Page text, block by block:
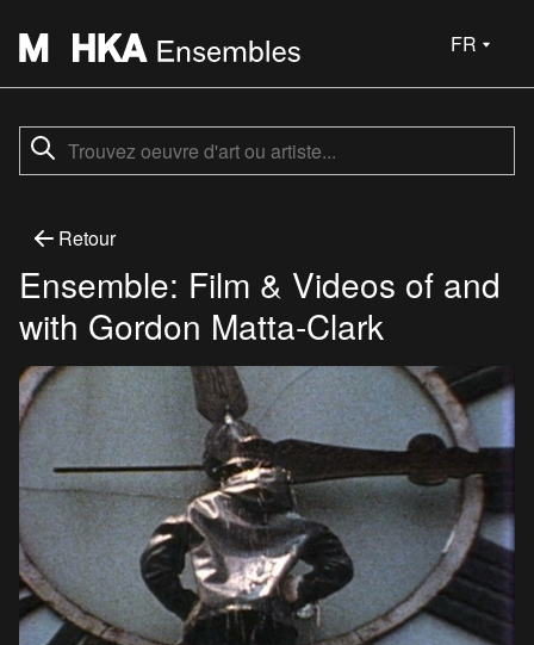
FR
Retour
Ensemble: Film & Videos of and
with Gordon Matta-Clark